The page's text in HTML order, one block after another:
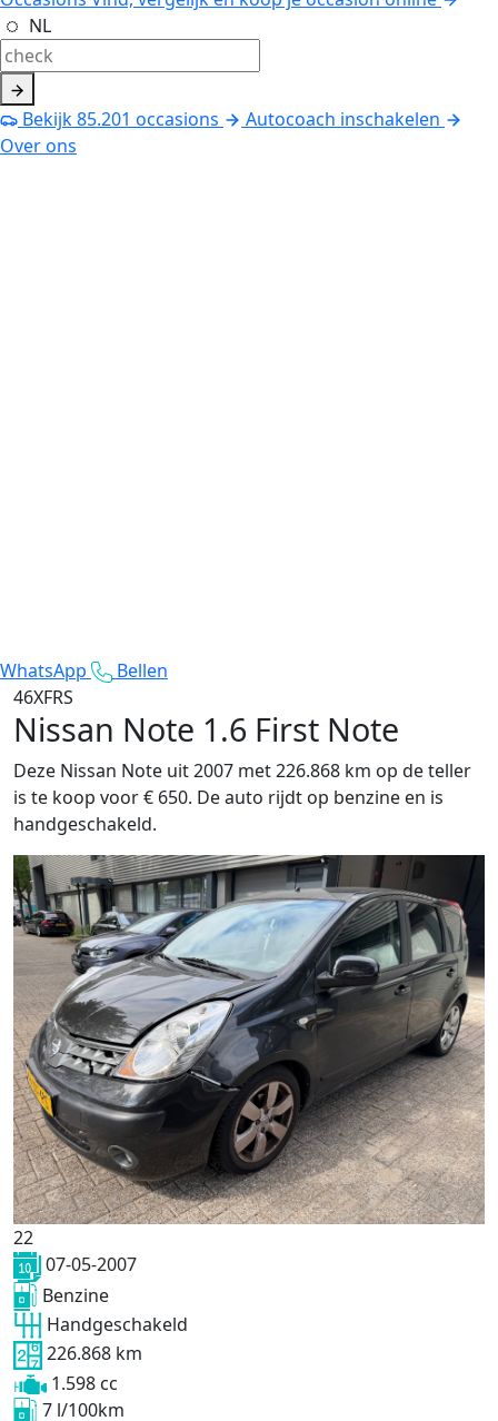
NL
Bekijk85.201 occasions
Autocoach inschakelen
Over ons
WhatsApp
Bellen
46XFRS
Nissan Note 1.6 First Note
Deze Nissan Note uit 2007 met 226.868 km op de teller
is te koop voor € 650. De auto rijdt op benzine en is
handgeschakeld.
22
07-05-2007
Benzine
Handgeschakeld
226.868 km
1.598 cc
7 l/100km